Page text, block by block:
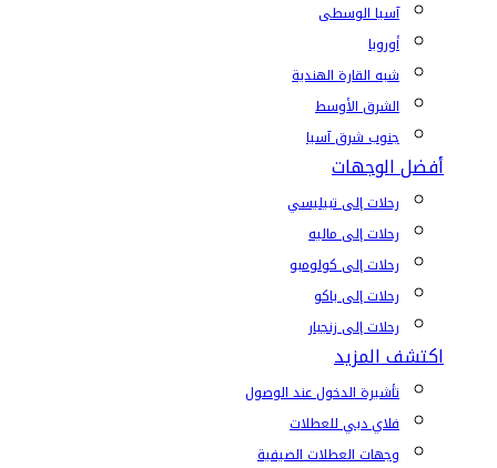
آسيا الوسطى
أوروبا
شبه القارة الهندية
الشرق الأوسط
جنوب شرق آسيا
أفضل الوجهات
رحلات إلى تبيليسي
رحلات إلى ماليه
رحلات إلى كولومبو
رحلات إلى باكو
رحلات إلى زنجبار
اكتشف المزيد
تأشيرة الدخول عند الوصول
فلاي دبي للعطلات
وجهات العطلات الصيفية